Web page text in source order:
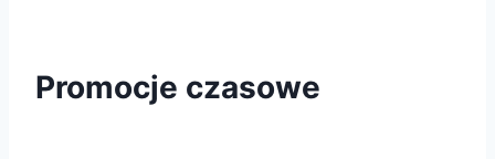
Promocje czasowe